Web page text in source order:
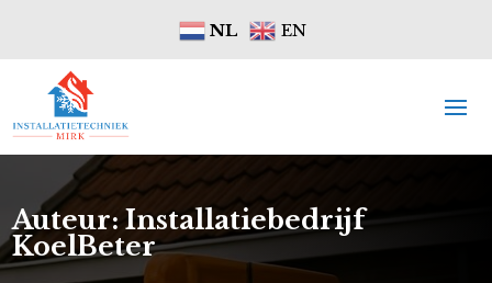
NL EN
Auteur: Installatiebedrijf
KoelBeter